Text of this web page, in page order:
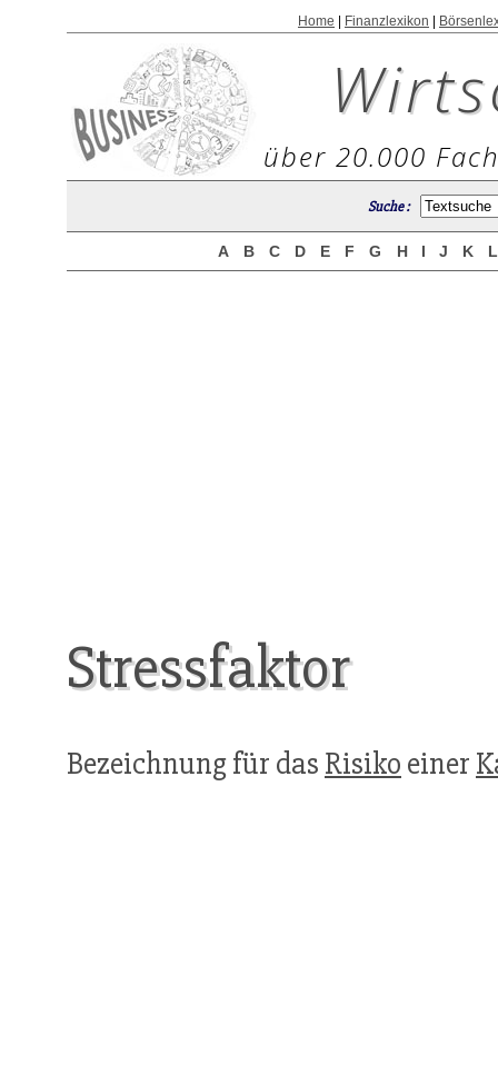
Home Finanzlexikon
über 20.000
Suche :
A B C D E F G H I J K
Stressfaktor
Bezeichnung für das Risiko einer